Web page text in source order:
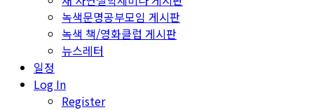
녹색문명공부모임 게시판
녹색 책/영화클럽 게시판
뉴스레터
일정
Log In
Register